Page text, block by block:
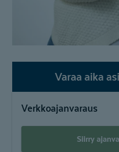
Varaa aika
Verkkoajanvaraus
Siirry